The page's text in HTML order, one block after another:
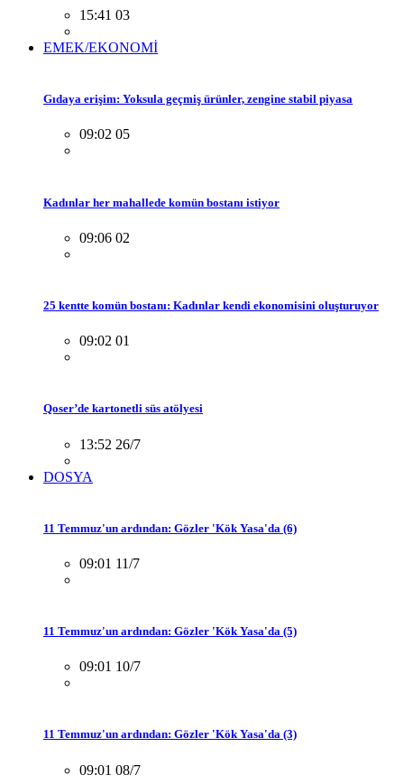
15:41 03
EMEK/EKONOMİ
Gıdaya erişim: Yoksula geçmiş ürünler, zengine stabil piyasa
09:02 05
Kadınlar her mahallede komün bostanı istiyor
09:06 02
25 kentte komün bostanı: Kadınlar kendi ekonomisini oluşturuyor
09:02 01
Qoser’de kartonetli süs atölyesi
13:52 26/7
DOSYA
11 Temmuz'un ardından: Gözler 'Kök Yasa'da (6)
09:01 11/7
11 Temmuz'un ardından: Gözler 'Kök Yasa'da (5)
09:01 10/7
11 Temmuz'un ardından: Gözler 'Kök Yasa'da (3)
09:01 08/7